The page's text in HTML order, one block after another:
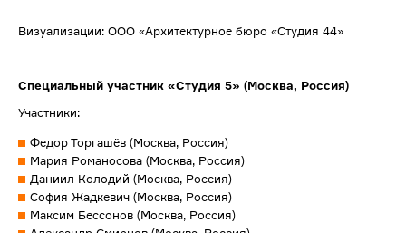
Визуализации: ООО «Архитектурное бюро «Студия 44»
Специальный участник «Студия 5» (Москва, Россия)
Участники:
Федор Торгашёв (Москва, Россия)
Мария Романосова (Москва, Россия)
Даниил Колодий (Москва, Россия)
София Жадкевич (Москва, Россия)
Максим Бессонов (Москва, Россия)